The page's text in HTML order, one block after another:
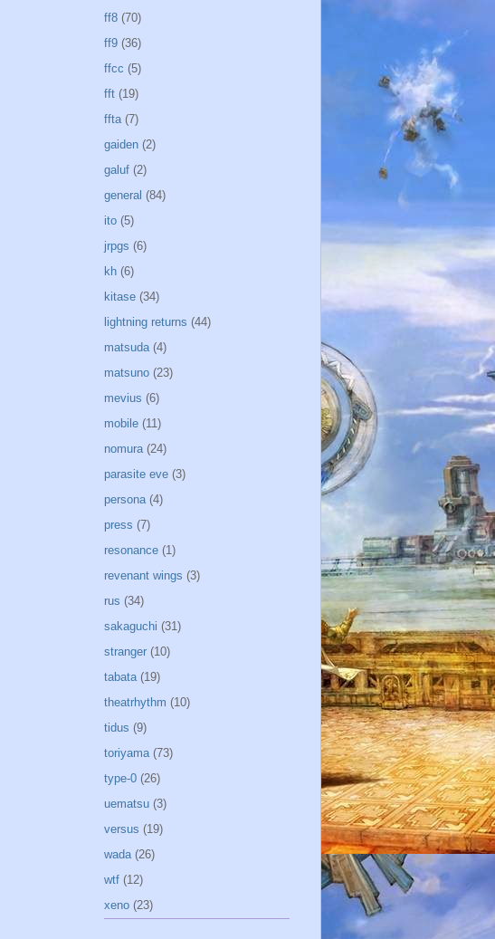
ff8 (70)
ff9 (36)
ffcc (5)
fft (19)
ffta (7)
gaiden (2)
galuf (2)
general (84)
ito (5)
jrpgs (6)
kh (6)
kitase (34)
lightning returns (44)
matsuda (4)
matsuno (23)
mevius (6)
mobile (11)
nomura (24)
parasite eve (3)
persona (4)
press (7)
resonance (1)
revenant wings (3)
rus (34)
sakaguchi (31)
stranger (10)
tabata (19)
theatrhythm (10)
tidus (9)
toriyama (73)
type-0 (26)
uematsu (3)
versus (19)
wada (26)
wtf (12)
xeno (23)